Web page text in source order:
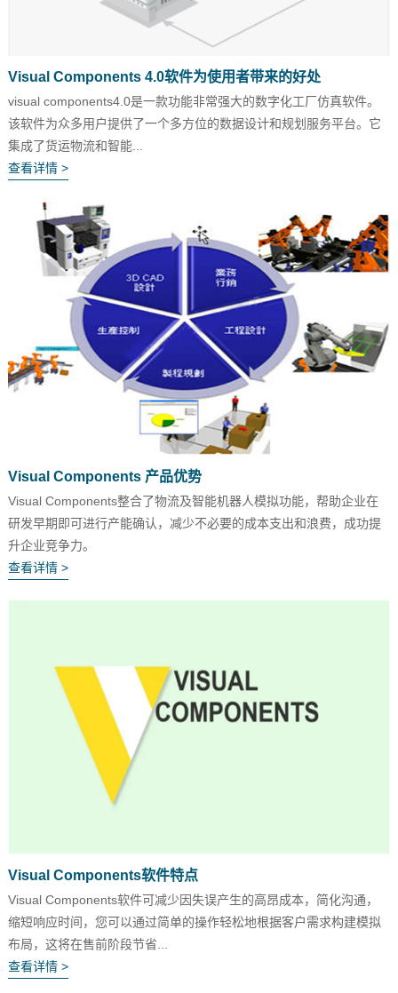
Visual Components 4.0软件为使用者带来的好处
visual components4.0是一款功能非常强大的数字化工厂仿真软件。
该软件为众多用户提供了一个多方位的数据设计和规划服务平台。它
集成了货运物流和智能...
查看详情 >
Visual Components 产品优势
Visual Components整合了物流及智能机器人模拟功能，帮助企业在
研发早期即可进行产能确认，减少不必要的成本支出和浪费，成功提
升企业竞争力。
查看详情 >
Visual Components软件特点
Visual Components软件可减少因失误产生的高昂成本，简化沟通，
缩短响应时间，您可以通过简单的操作轻松地根据客户需求构建模拟
布局，这将在售前阶段节省...
查看详情 >